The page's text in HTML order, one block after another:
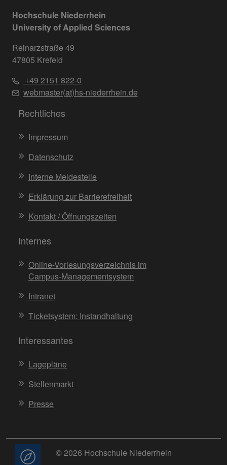
Hochschule Niederrhein
University of Applied Sciences
Reinarzstraße 49
47805 Krefeld
+49 2151 822-0
webmaster(at)hs-niederrhein.de
Rechtliches
Impressum
Datenschutz
Interne Meldestelle
Erklärung zur Barrierefreiheit
Kontakt / Öffnungszeiten
Internes
Online-Vorlesungsverzeichnis im
Campus-Managementsystem
Intranet
Ticketsystem: Instandhaltung
Interessantes
Lagepläne
Stellenmarkt
Presse
© 2026 Hochschule Niederrhein
Beratung